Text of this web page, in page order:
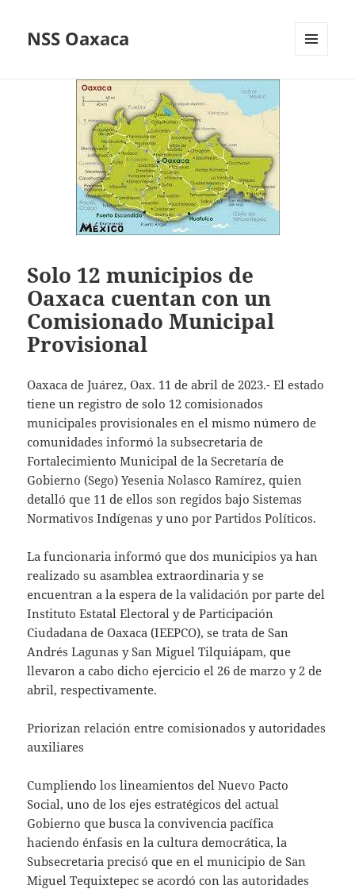
NSS Oaxaca
Solo 12 municipios de
Oaxaca cuentan con un
Comisionado Municipal
Provisional
Oaxaca de Juárez, Oax. 11 de abril de 2023.- El estado
tiene un registro de solo 12 comisionados
municipales provisionales en el mismo número de
comunidades informó la subsecretaria de
Fortalecimiento Municipal de la Secretaría de
Gobierno (Sego) Yesenia Nolasco Ramírez, quien
detalló que 11 de ellos son regidos bajo Sistemas
Normativos Indígenas y uno por Partidos Políticos.
La funcionaria informó que dos municipios ya han
realizado su asamblea extraordinaria y se
encuentran a la espera de la validación por parte del
Instituto Estatal Electoral y de Participación
Ciudadana de Oaxaca (IEEPCO), se trata de San
Andrés Lagunas y San Miguel Tilquiápam, que
llevaron a cabo dicho ejercicio el 26 de marzo y 2 de
abril, respectivamente.
Priorizan relación entre comisionados y autoridades
auxiliares
Cumpliendo los lineamientos del Nuevo Pacto
Social, uno de los ejes estratégicos del actual
Gobierno que busca la convivencia pacífica
haciendo énfasis en la cultura democrática, la
Subsecretaria precisó que en el municipio de San
Miguel Tequixtepec se acordó con las autoridades